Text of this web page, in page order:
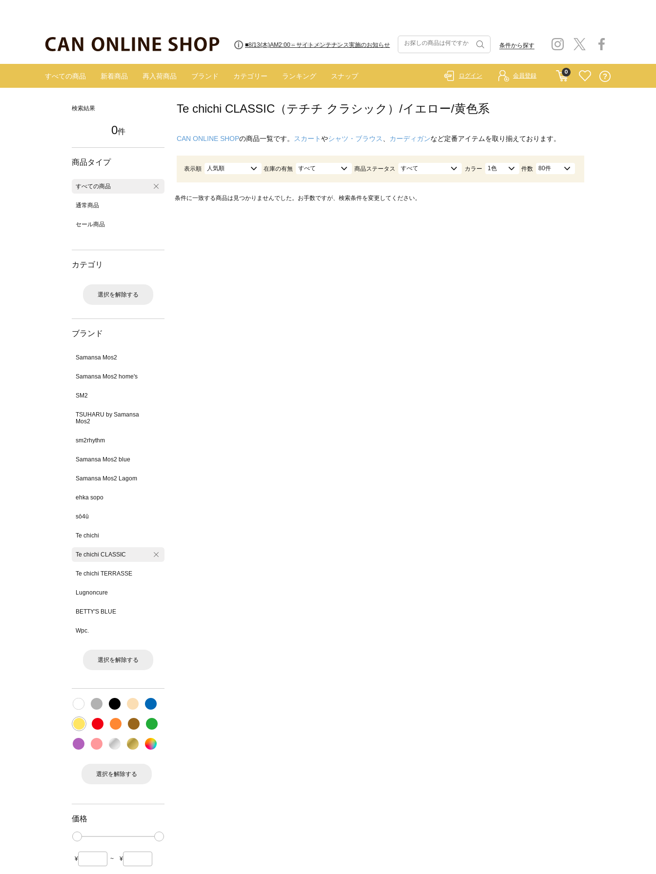
■8/13(木)AM2:00～サイトメンテナンス実施のお知らせ 条件から探す
すべての商品 新着商品 再入荷商品 ブランド カテゴリー ランキング スナップ
0
ログイン 会員登録
検索結果
0件
商品タイプ
すべての商品
通常商品
セール商品
カテゴリ
選択を解除する
ブランド
Samansa Mos2
Samansa Mos2 home's
SM2
TSUHARU by Samansa
Mos2
sm2rhythm
Samansa Mos2 blue
Samansa Mos2 Lagom
ehka sopo
sō4ū
Te chichi
Te chichi CLASSIC
Te chichi TERRASSE
Lugnoncure
BETTY'S BLUE
Wpc.
選択を解除する
選択を解除する
価格
¥ ~ ¥
Te chichi CLASSIC（テチチ クラシック）/イエロー/黄色系
CAN ONLINE SHOPの商品一覧です。 スカートやシャツ・ブラウス カーディガンなど定番アイテムを取り揃えております。
表示順 人気順 在庫の有無 すべて 商品ステータス すべて カラー 1色 件数 80件
条件に一致する商品は見つかりませんでした。お手数ですが、検索条件を変更してください。